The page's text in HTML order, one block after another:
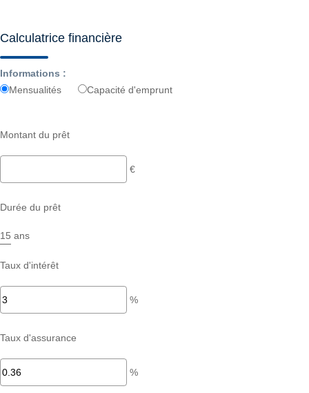
Calculatrice financière
Informations :
Mensualités
Capacité d'emprunt
Montant du prêt
€
Durée du prêt
ans
Taux d'intérêt
%
Taux d'assurance
%